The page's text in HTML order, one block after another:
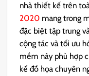
nhà thiết kế trên
2020 mang trong
đặc biệt tập trung
cộng tác và tối ưu
mềm này phù hợp
kế đồ họa chuyên